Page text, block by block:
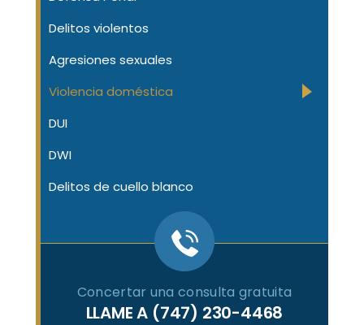
Delitos violentos
Agresiones sexuales
Violencia doméstica
DUI
DWI
Delitos de cuello blanco
Concertar una consulta gratuita
LLAME A (747) 230-4468